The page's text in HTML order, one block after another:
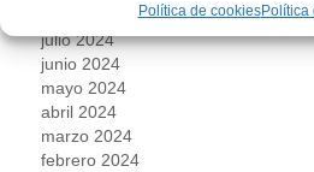
Política de cookiesPolítica
julio 2024
junio 2024
mayo 2024
abril 2024
marzo 2024
febrero 2024